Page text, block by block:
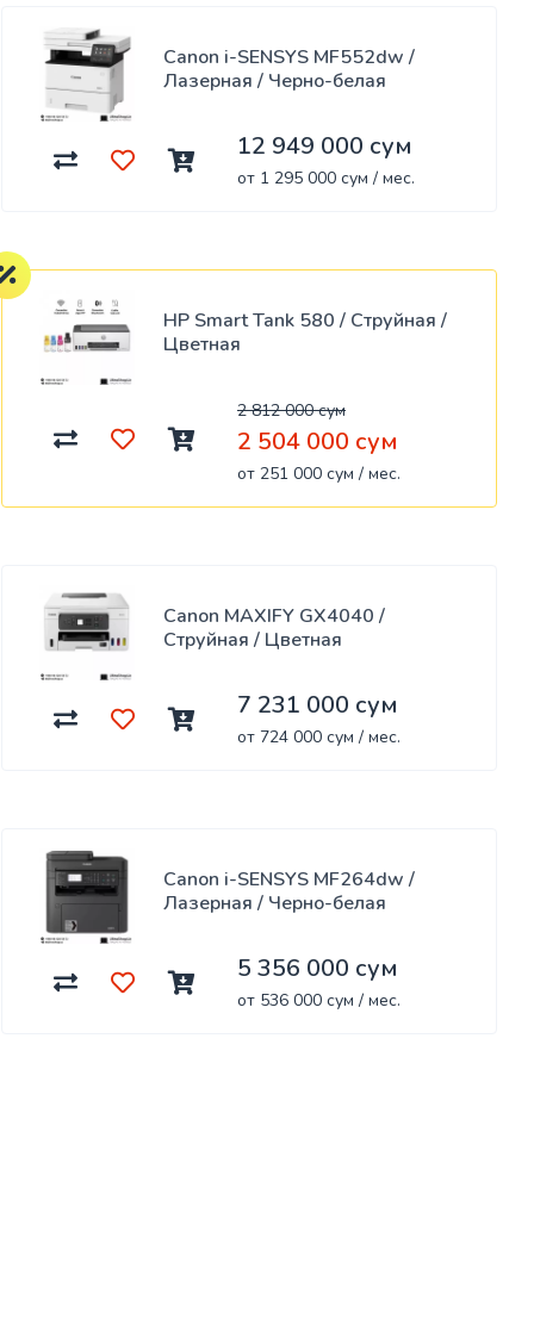
Canon i-SENSYS MF552dw /
Лазерная / Черно-белая
12 949 000 сум
от 1 295 000 сум / мес.
HP Smart Tank 580 / Струйная /
Цветная
2 812 000 сум
2 504 000 сум
от 251 000 сум / мес.
Canon MAXIFY GX4040 /
Струйная / Цветная
7 231 000 сум
от 724 000 сум / мес.
Canon i-SENSYS MF264dw /
Лазерная / Черно-белая
5 356 000 сум
от 536 000 сум / мес.